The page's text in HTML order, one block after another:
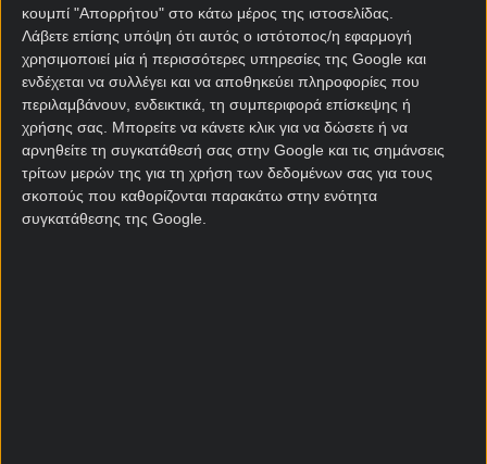
κουμπί "Απορρήτου" στο κάτω μέρος της ιστοσελίδας.
Λάβετε επίσης υπόψη ότι αυτός ο ιστότοπος/η εφαρμογή
χρησιμοποιεί μία ή περισσότερες υπηρεσίες της Google και
ενδέχεται να συλλέγει και να αποθηκεύει πληροφορίες που
περιλαμβάνουν, ενδεικτικά, τη συμπεριφορά επίσκεψης ή
χρήσης σας. Μπορείτε να κάνετε κλικ για να δώσετε ή να
αρνηθείτε τη συγκατάθεσή σας στην Google και τις σημάνσεις
τρίτων μερών της για τη χρήση των δεδομένων σας για τους
σκοπούς που καθορίζονται παρακάτω στην ενότητα
συγκατάθεσης της Google.
Ξεκάθαρο φαβορί η Τρικολόρ στιςστοιχηματικές
εταιρίες, πάμε με τον Ραούλ Χιμένες ως anytime
σκόρερ για να γιορτάσει και την πρόσφατη
επιστροφή του στην Γουλβς, στο Μεξικό – Νότια
Αφρική.
Νότια Κορέα – Τσεχία
Προγνωστικά